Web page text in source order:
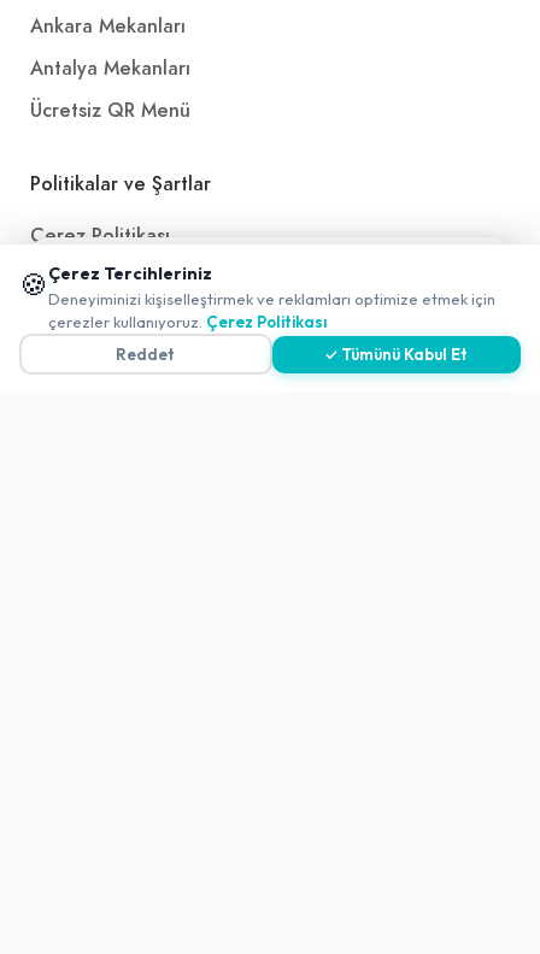
Ankara Mekanları
Antalya Mekanları
Ücretsiz QR Menü
Politikalar ve Şartlar
Çerez Politikası
Gizlilik Politikası
Teslimat, İptal ve İade Politikası
Kullanım Koşulları ve Hizmet Politikası
🍪 Çerez Tercihleriniz
Deneyiminizi kişiselleştirmek ve reklamları optimize etmek için
çerezler kullanıyoruz. Çerez Politikası
Reddet
✓ Tümünü Kabul Et
📱 Mobil uygulamamızı keşfedin!
✖